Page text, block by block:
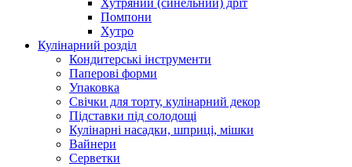
Помпони
Хутро
Кулінарний розділ
Кондитерські інструменти
Паперові форми
Упаковка
Свічки для торту, кулінарний декор
Підставки під солодощі
Кулінарні насадки, шприці, мішки
Вайнери
Серветки